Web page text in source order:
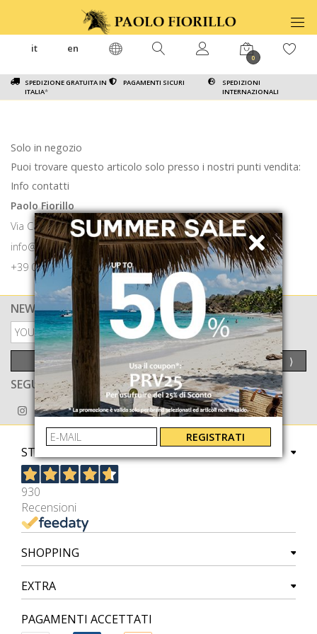
SPEDIZIONE GRATUITA IN
ITALIA*
PAGAMENTI SICURI
SPEDIZIONI
INTERNAZIONALI
it en
0
Solo in negozio
Puoi trovare questo articolo solo presso i nostri punti vendita:
Info contatti
Paolo Fiorillo
Via Calabritto 9 80121 Napoli
info@paolofiorillo.com
+39 081 1857 6024
NEWSLETTER
PRIVACY POLICY
INVIA ⟩
SEGUICI ANCHE SU
STORE
930
Recensioni
SHOPPING
EXTRA
PAGAMENTI ACCETTATI
REGISTRATI